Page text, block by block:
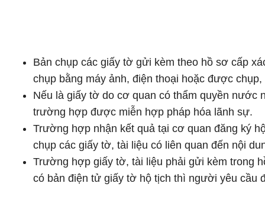
Bản chụp các giấy tờ gửi kèm theo hồ sơ cấp
chụp bằng máy ảnh, điện thoại hoặc được
Nếu là giấy tờ do cơ quan có thẩm quyền nước
trường hợp được miễn hợp pháp hóa lãnh sự.
Trường hợp nhận kết quả tại cơ quan đăng ký
chụp các giấy tờ, tài liệu có liên quan đến nội
Trường hợp giấy tờ, tài liệu phải gửi kèm trong
có bản điện tử giấy tờ hộ tịch thì người yêu cầu